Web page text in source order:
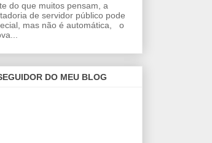
do que muitos pensam, a
de servidor público pode
mas não é automática, o
DO MEU BLOG